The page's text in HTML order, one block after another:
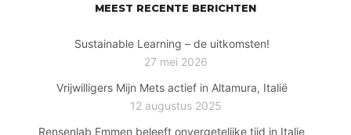
MEEST RECENTE BERICHTEN
Sustainable Learning – de uitkomsten!
27 mei 2026
Vrijwilligers Mijn Mets actief in Altamura, Italië
12 augustus 2025
Rensenlab Emmen beleeft onvergetelijke tijd in Italie